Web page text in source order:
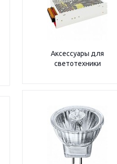
Аксессуары для
светотехники